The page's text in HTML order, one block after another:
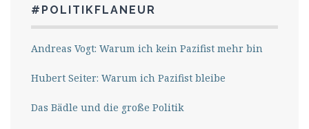
#POLITIKFLANEUR
Andreas Vogt: Warum ich kein Pazifist mehr bin
Hubert Seiter: Warum ich Pazifist bleibe
Das Bädle und die große Politik